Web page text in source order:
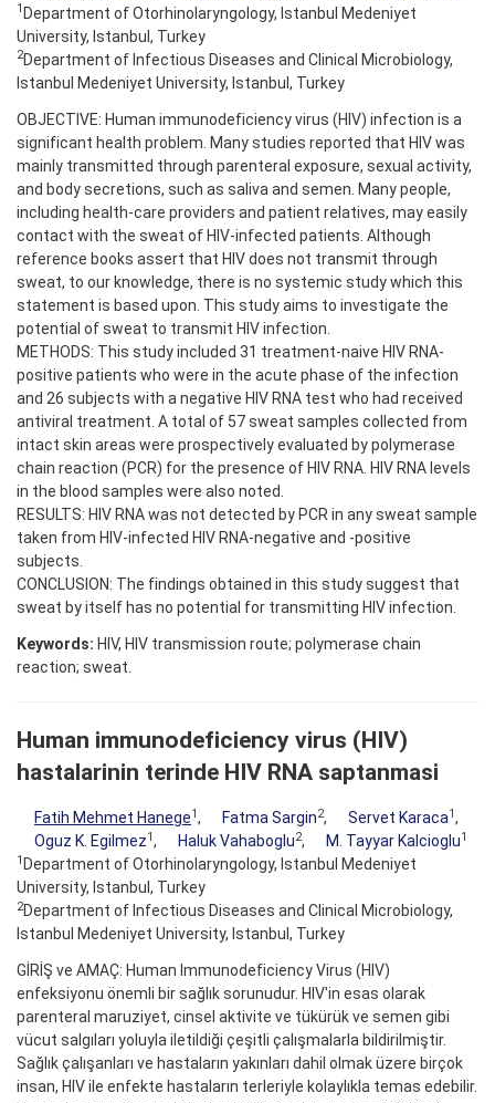
1 Department of Otorhinolaryngology, Istanbul Medeniyet
University, Istanbul, Turkey
2Department of Infectious Diseases and Clinical Microbiology,
Istanbul Medeniyet University, Istanbul, Turkey
OBJECTIVE: Human immunodeficiency virus (HIV) infection is a
significant health problem. Many studies reported that HIV was
mainly transmitted through parenteral exposure, sexual activity,
and body secretions, such as saliva and semen. Many people,
including health-care providers and patient relatives, may easily
contact with the sweat of HIV-infected patients. Although
reference books assert that HIV does not transmit through
sweat, to our knowledge, there is no systemic study which this
statement is based upon. This study aims to investigate the
potential of sweat to transmit HIV infection.
METHODS: This study included 31 treatment-naive HIV RNA-
positive patients who were in the acute phase of the infection
and 26 subjects with a negative HIV RNA test who had received
antiviral treatment. A total of 57 sweat samples collected from
intact skin areas were prospectively evaluated by polymerase
chain reaction (PCR) for the presence of HIV RNA. HIV RNA levels
in the blood samples were also noted.
RESULTS: HIV RNA was not detected by PCR in any sweat sample
taken from HIV-infected HIV RNA-negative and -positive
subjects.
CONCLUSION: The findings obtained in this study suggest that
sweat by itself has no potential for transmitting HIV infection.
Keywords: HIV, HIV transmission route; polymerase chain
reaction; sweat.
Human immunodeficiency virus (HIV)
hastalarinin terinde HIV RNA saptanmasi
Fatih Mehmet Hanege1, Fatma Sargin2, Servet Karaca1,
Oguz K. Egilmez1, Haluk Vahaboglu2, M. Tayyar Kalcioglu1
1 Department of Otorhinolaryngology, Istanbul Medeniyet
University, Istanbul, Turkey
2Department of Infectious Diseases and Clinical Microbiology,
Istanbul Medeniyet University, Istanbul, Turkey
GİRİŞ ve AMAÇ: Human Immunodeficiency Virus (HIV)
enfeksiyonu önemli bir sağlık sorunudur. HIV'in esas olarak
parenteral maruziyet, cinsel aktivite ve tükürük ve semen gibi
vücut salgıları yoluyla iletildiği çeşitli çalışmalarla bildirilmiştir.
Sağlık çalışanları ve hastaların yakınları dahil olmak üzere birçok
insan, HIV ile enfekte hastaların terleriyle kolaylıkla temas edebilir.